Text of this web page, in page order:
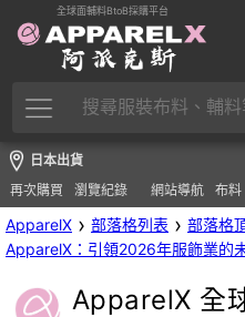
全球面輔料BtoB採購平台
日本出貨
再次購買
瀏覽紀錄 網站導航 布料
ApparelX › 部落格列表 › 部落格
ApparelX：引領2026年服飾業的
ApparelX 全